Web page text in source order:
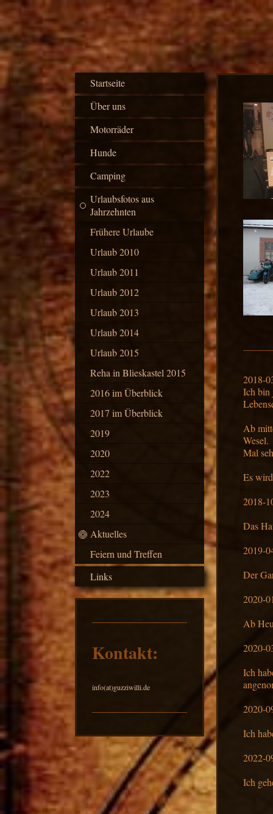
Startseite
Über uns
Motorräder
Hunde
Camping
Urlaubsfotos aus
Jahrzehnten
Frühere Urlaube
Urlaub 2010
Urlaub 2011
Urlaub 2012
Urlaub 2013
Urlaub 2014
Urlaub 2015
Reha in Blieskastel 2015
2016 im Überblick
2017 im Überblick
2019
2020
2022
2023
2024
Aktuelles
Feiern und Treffen
Links
Kontakt:
info(at)guzziwilli.de
2018-
Ich bin
Ab
Wesel.
Mal
Es
2018-
Das
2019-
Der
2020-
Ab
2020-
Ich
2020-
Ich
2022-
Ich